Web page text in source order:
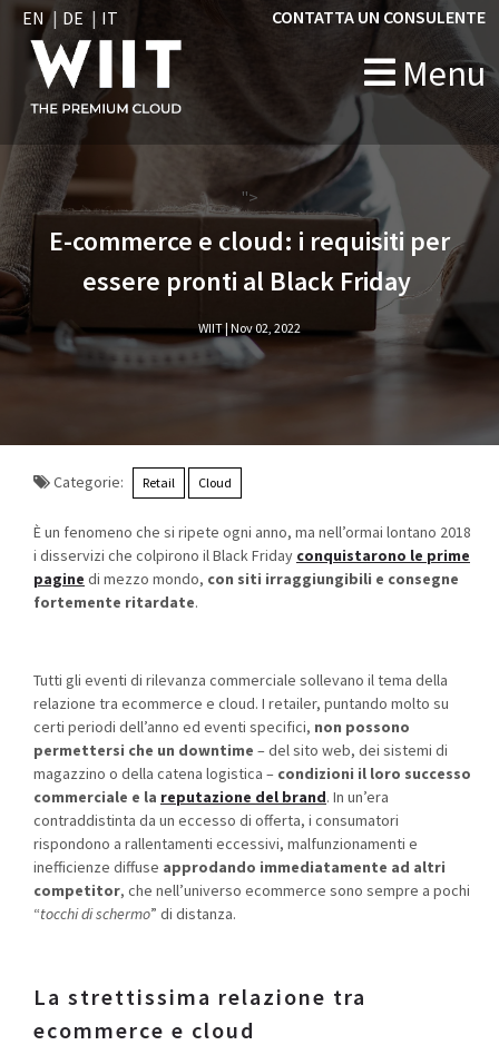
EN DE IT
Menu
CONTATTA UN CONSULENTE
">
E-commerce e cloud: i requisiti per
essere pronti al Black Friday ​
WIIT |Nov 02, 2022
Categorie: Retail Cloud
È un fenomeno che si ripete ogni anno, ma nell’ormai lontano 2018
i disservizi che colpirono il Black Friday conquistarono le prime
pagine di mezzo mondo, con siti irraggiungibili e consegne
fortemente ritardate.
Tutti gli eventi di rilevanza commerciale sollevano il tema della
relazione tra ecommerce e cloud. I retailer, puntando molto su
certi periodi dell’anno ed eventi specifici, non possono
permettersi che un downtime – del sito web, dei sistemi di
magazzino o della catena logistica – condizioni il loro successo
commerciale e la reputazione del brand. In un’era
contraddistinta da un eccesso di offerta, i consumatori
rispondono a rallentamenti eccessivi, malfunzionamenti e
inefficienze diffuse approdando immediatamente ad altri
competitor, che nell’universo ecommerce sono sempre a pochi
“tocchi di schermo” di distanza.
La strettissima relazione tra
ecommerce e cloud